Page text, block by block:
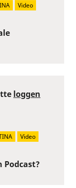
Video
Podcast?
loggen
Video